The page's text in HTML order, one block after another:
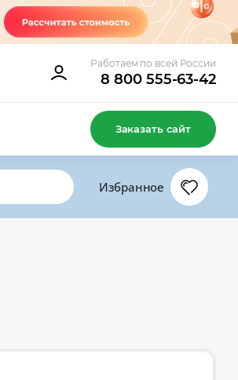
Работаем по всей России
8 800 555-63-42
Заказать сайт
Избранное